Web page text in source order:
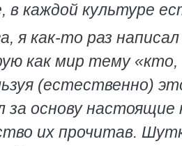
каждой культуре
я как-то раз
как мир тему «кто,
(естественно)
основу настоящие
их прочитав.